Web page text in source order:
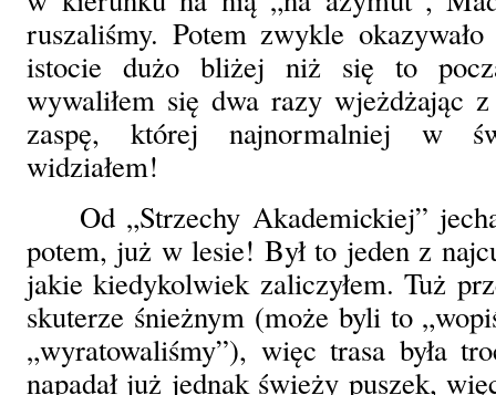
ruszaliśmy. Potem zwykle
istocie dużo bliżej niż się to
wywaliłem się dwa razy wjeżdżając
zaspę, której najnormalniej w
widziałem!
Od „Strzechy Akademickiej”
potem, już w lesie! Był to jeden z
jakie kiedykolwiek zaliczyłem. Tuż
skuterze śnieżnym (może byli to
„wyratowaliśmy”), więc trasa była
napadał już jednak świeży puszek,